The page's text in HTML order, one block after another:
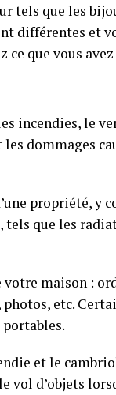
tels que les
différentes et
ce que vous
incendies, le
dommages
propriété, y
que les
votre maison :
etc.
et le
d’objets